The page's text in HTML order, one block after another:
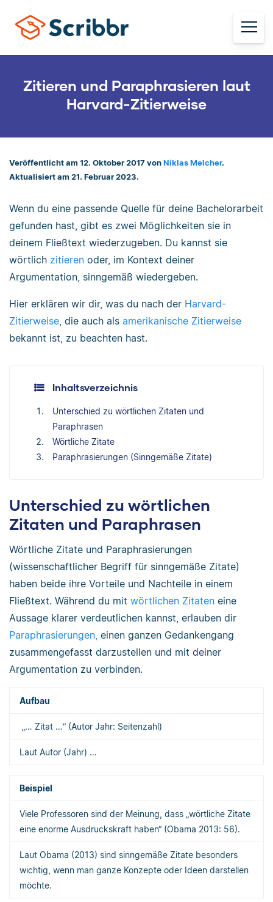
Zitieren und Paraphrasieren laut
Harvard-Zitierweise
Veröffentlicht am 12. Oktober 2017 von Niklas Melcher.
Aktualisiert am 21. Februar 2023.
Wenn du eine passende Quelle für deine Bachelorarbeit
gefunden hast, gibt es zwei Möglichkeiten sie in
deinem Fließtext wiederzugeben. Du kannst sie
wörtlich zitieren oder, im Kontext deiner
Argumentation, sinngemäß wiedergeben.
Hier erklären wir dir, was du nach der Harvard-
Zitierweise , die auch als amerikanische Zitierweise
bekannt ist, zu beachten hast.
Inhaltsverzeichnis
Unterschied zu wörtlichen Zitaten und
Paraphrasen
Wörtliche Zitate
Paraphrasierungen (Sinngemäße Zitate)
Unterschied zu wörtlichen
Zitaten und Paraphrasen
Wörtliche Zitate und Paraphrasierungen
(wissenschaftlicher Begriff für sinngemäße Zitate)
haben beide ihre Vorteile und Nachteile in einem
Fließtext. Während du mit wörtlichen Zitaten eine
Aussage klarer verdeutlichen kannst, erlauben dir
Paraphrasierungen, einen ganzen Gedankengang
zusammengefasst darzustellen und mit deiner
Argumentation zu verbinden.
Aufbau
„… Zitat …“ (Autor Jahr: Seitenzahl)
Laut Autor (Jahr) …
Beispiel
Viele Professoren sind der Meinung, dass „wörtliche Zitate
eine enorme Ausdruckskraft haben“ (Obama 2013: 56).
Laut Obama (2013) sind sinngemäße Zitate besonders
wichtig, wenn man ganze Konzepte oder Ideen darstellen
möchte.